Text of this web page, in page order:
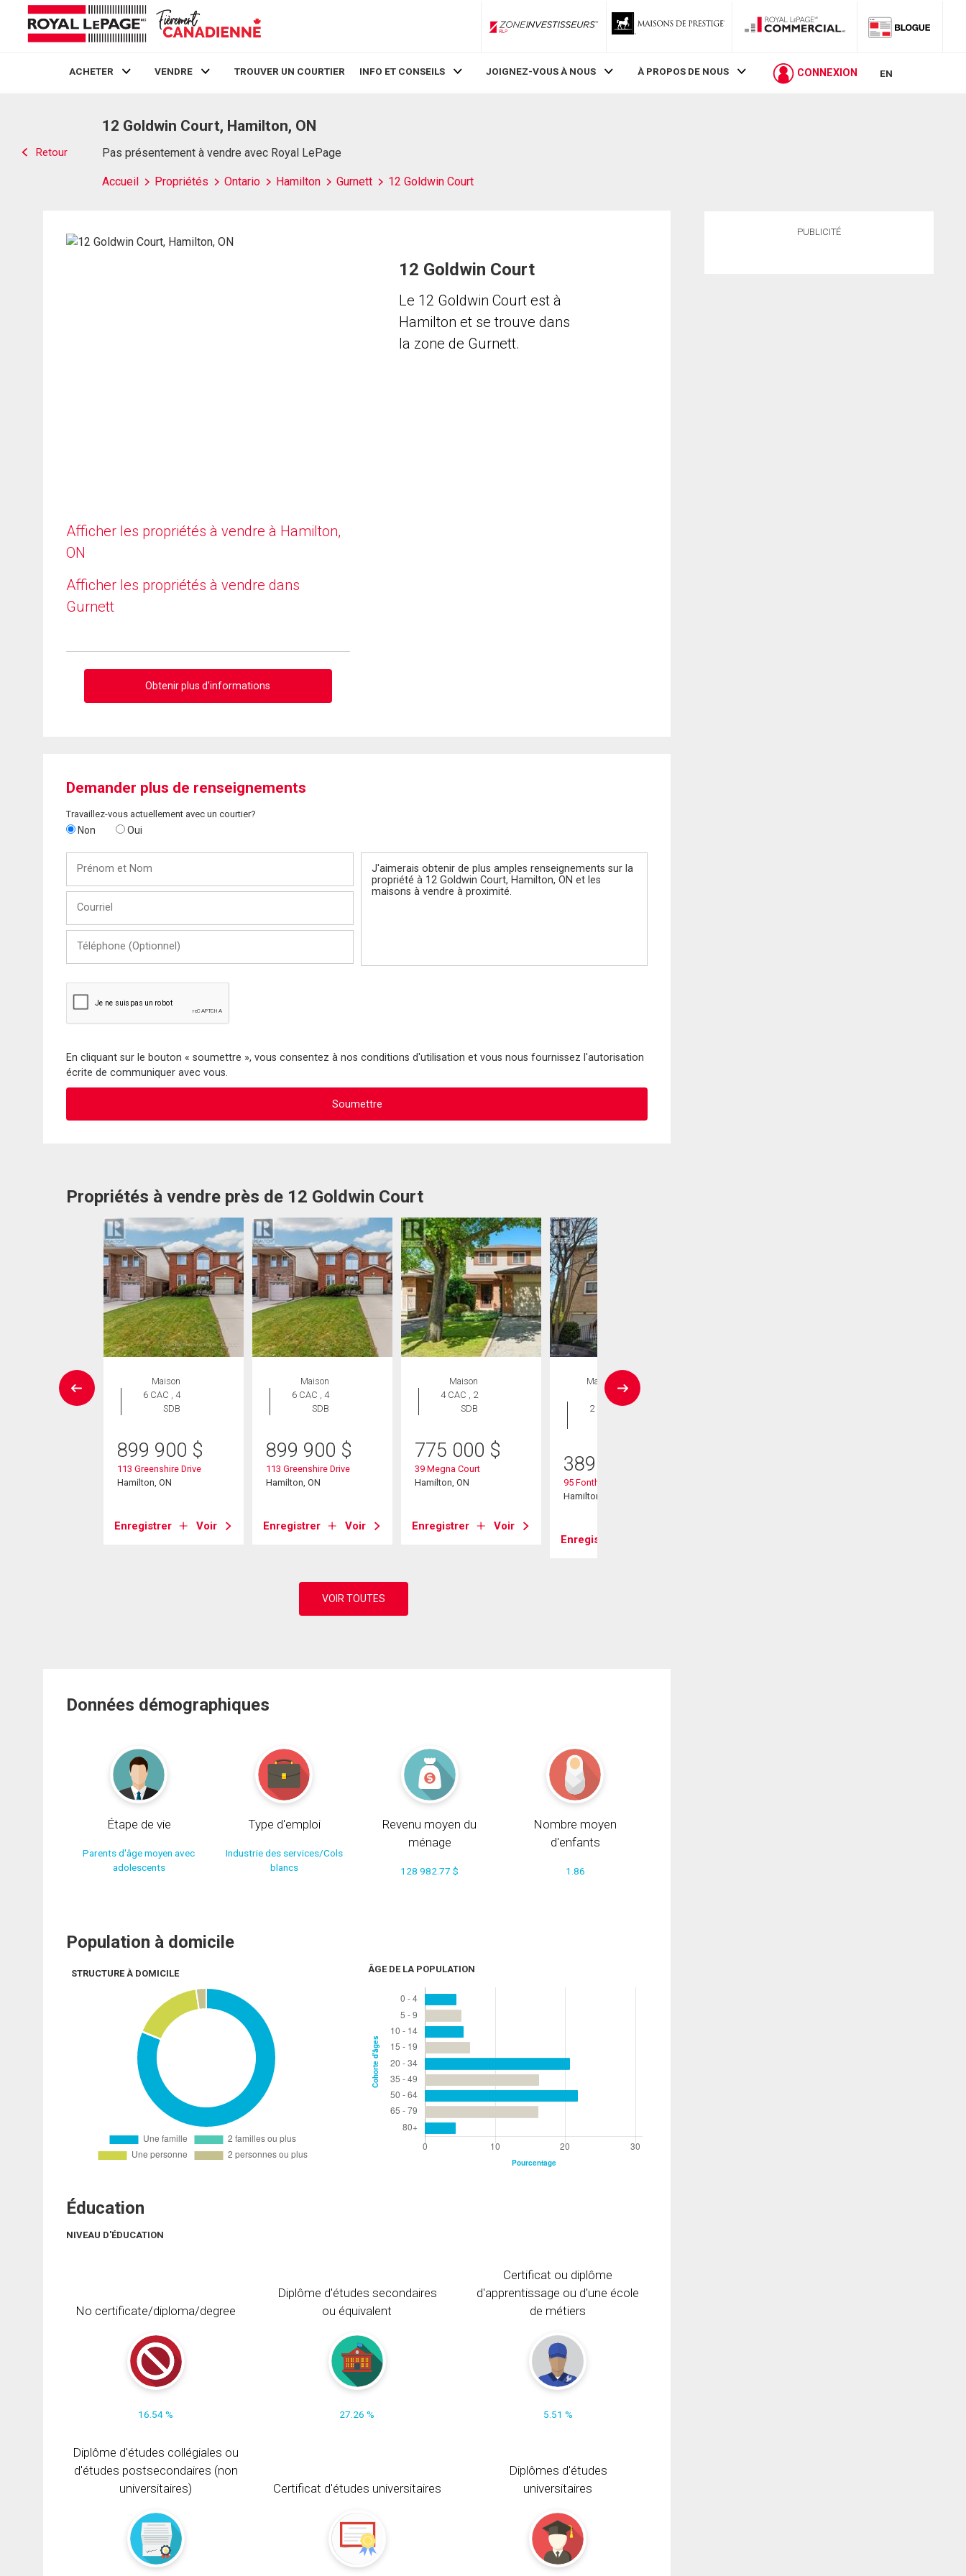
ZoneInvestisseurs RLP
ACHETER VENDRE TROUVER UN COURTIER INFO ET CONSEILS JOIGNEZ-VOUS À NOUS À PROPOS DE NOUS CONNEXION EN
Retour
12 Goldwin Court, Hamilton, ON
Pas présentement à vendre avec Royal LePage
Accueil Propriétés Ontario Hamilton Gurnett 12 Goldwin Court
Afficher les propriétés à vendre à Hamilton,
ON
Afficher les propriétés à vendre dans
Gurnett
Obtenir plus d'informations
12 Goldwin Court
Le 12 Goldwin Court est à
Hamilton et se trouve dans
la zone de Gurnett.
Demander plus de renseignements
Travaillez-vous actuellement avec un courtier?
Non Oui
Nom
(Optionnel)
En cliquant sur le bouton « soumettre », vous consentez à nos conditions d'utilisation et vous nous fournissez l'autorisation
écrite de communiquer avec vous.
Propriétés à vendre près de 12 Goldwin Court
Maison
6 CAC , 4
SDB
899 900 $
113 Greenshire Drive
Hamilton, ON
Enregistrer Voir
Maison
6 CAC , 4
SDB
899 900 $
113 Greenshire Drive
Hamilton, ON
Enregistrer Voir
Maison
4 CAC , 2
SDB
775 000 $
39 Megna Court
Hamilton, ON
Enregistrer Voir
Maison en
rangée
2 CAC , 1
389 900
95 Fonthill Road Unit# 2
Hamilton, ON
Enregistrer
Données démographiques
Étape de vie
Parents d'âge moyen avec
adolescents
Type d'emploi
Industrie des services/Cols
blancs
Revenu moyen du
ménage
128 982.77 $
Nombre moyen
d'enfants
1.86
Population à domicile
STRUCTURE À DOMICILE ÂGE DE LA POPULATION
Éducation
NIVEAU D'ÉDUCATION
No certificate/diploma/degree
16.54 %
Diplôme d'études secondaires
ou équivalent
27.26 %
Certificat ou diplôme
d'apprentissage ou d'une école
de métiers
5.51 %
Diplôme d'études collégiales ou
d'études postsecondaires (non
universitaires)
Certificat d'études universitaires
Diplômes d'études
universitaires
PUBLICITÉ